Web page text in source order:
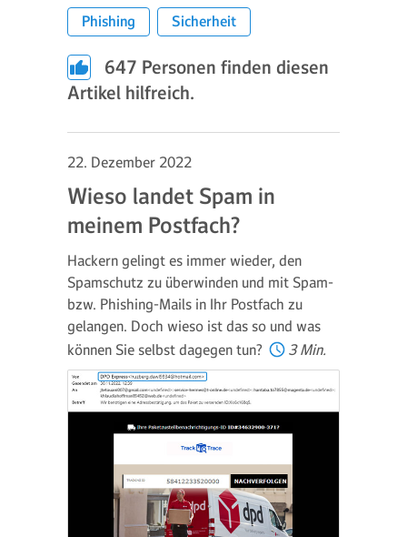
Phishing Sicherheit
647 Personen finden diesen
Artikel hilfreich.
22. Dezember 2022
Wieso landet Spam in
meinem Postfach?
Hackern gelingt es immer wieder, den
Spamschutz zu überwinden und mit Spam-
bzw. Phishing-Mails in Ihr Postfach zu
gelangen. Doch wieso ist das so und was
können Sie selbst dagegen tun?
3 Min.